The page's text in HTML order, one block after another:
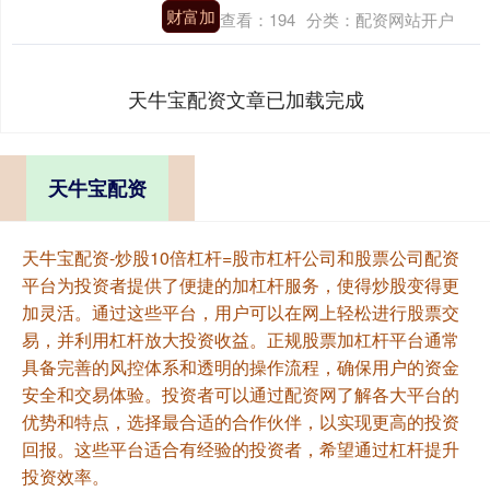
财富加 查看： 194 分类： 配资网站开户
天牛宝配资文章已加载完成
天牛宝配资
天牛宝配资-炒股10倍杠杆=股市杠杆公司和股票公司配资
平台为投资者提供了便捷的加杠杆服务，使得炒股变得更
加灵活。通过这些平台，用户可以在网上轻松进行股票交
易，并利用杠杆放大投资收益。正规股票加杠杆平台通常
具备完善的风控体系和透明的操作流程，确保用户的资金
安全和交易体验。投资者可以通过配资网了解各大平台的
优势和特点，选择最合适的合作伙伴，以实现更高的投资
回报。这些平台适合有经验的投资者，希望通过杠杆提升
投资效率。